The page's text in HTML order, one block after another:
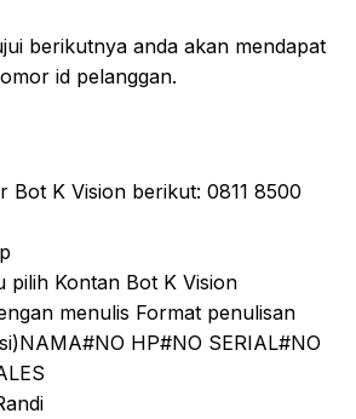
berikutnya anda akan mendapat
id pelanggan.
Bot K Vision berikut: 0811 8500
pilih Kontan Bot K Vision
menulis Format penulisan
HP#NO SERIAL#NO